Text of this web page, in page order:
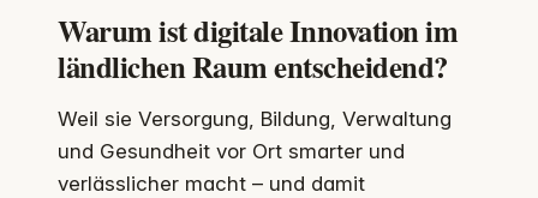
Warum ist digitale Innovation im
ländlichen Raum entscheidend?
Weil sie Versorgung, Bildung, Verwaltung
und Gesundheit vor Ort smarter und
verlässlicher macht – und damit